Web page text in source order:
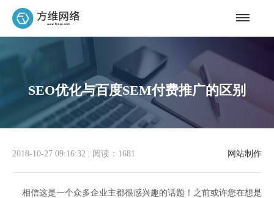
SEO优化与百度SEM付费推广的区别
网站制作
2018-10-27 09:16:32 阅读：1681
相信这是一个众多企业主都很感兴趣的话题！之前或许您在想是